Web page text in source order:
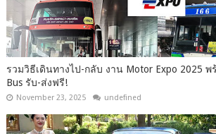
รวมวิธีเดินทางไป-กลับ งาน Motor Expo 2025
Bus รับ-ส่งฟรี!
November 23, 2025 undefined